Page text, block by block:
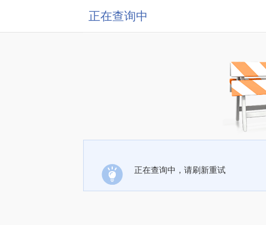
正在查询中
正在查询中，请刷新重试